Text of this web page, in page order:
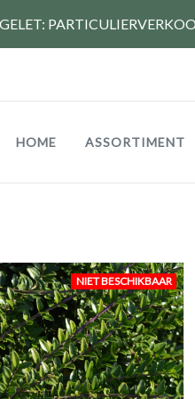
Hoofdnavigatie
HOME ASSORTIMENT
NIET BESCHIKBAAR